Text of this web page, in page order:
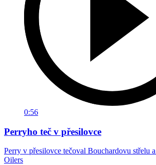
0:56
Perryho teč v přesilovce
Perry v přesilovce tečoval Bouchardovu střelu
Oilers